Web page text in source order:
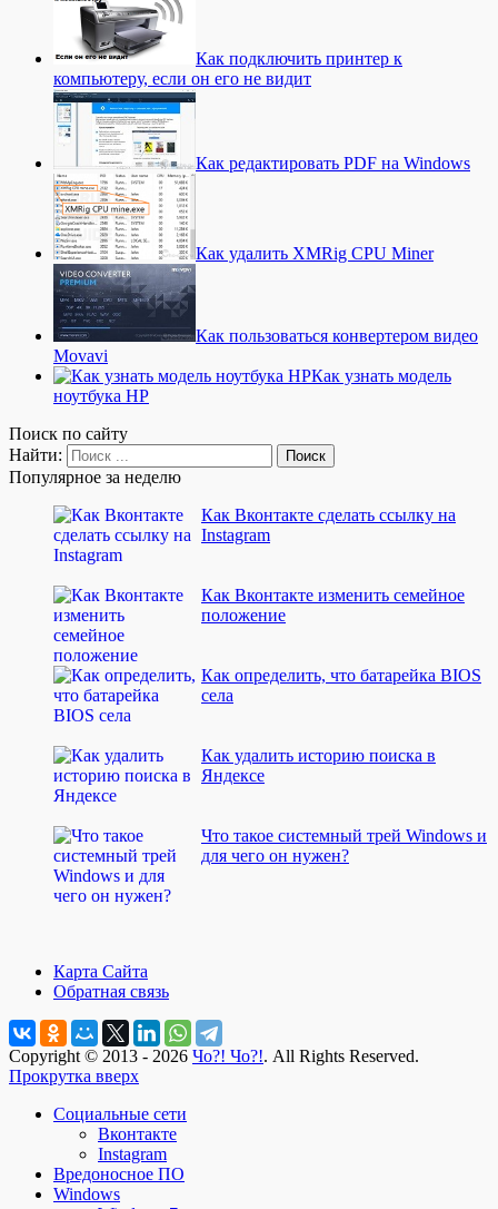
Как подключить принтер к
компьютеру, если он его не видит
Как редактировать PDF на Windows
Как удалить XMRig CPU Miner
Как пользоваться конвертером видео
Movavi
Как узнать модель
ноутбука HP
Поиск по сайту
Найти:
Популярное за неделю
Как Вконтакте сделать ссылку на
Instagram
Как Вконтакте изменить семейное
положение
Как определить, что батарейка BIOS
села
Как удалить историю поиска в
Яндексе
Что такое системный трей Windows и
для чего он нужен?
Карта Сайта
Обратная связь
Copyright © 2013 - 2026 Чо?! Чо?!. All Rights Reserved.
Прокрутка вверх
Социальные сети
Вконтакте
Instagram
Вредоносное ПО
Windows